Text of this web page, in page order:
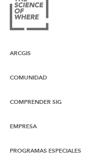
ARCGIS
Descripción general de ArcGIS
Representación cartográfica
COMUNIDAD
Comunidad de Esri
Blog de ArcGIS
COMPRENDER SIG
¿Qué son los SIG?
Inteligencia de ubicación
EMPRESA
Acerca de Esri
PROGRAMAS ESPECIALES